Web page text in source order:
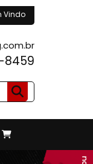
Vindo
8459